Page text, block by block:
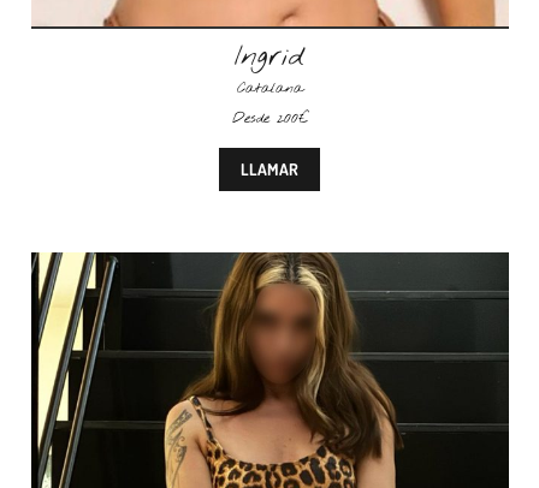
Ingrid
Catalana
Desde 200€
LLAMAR